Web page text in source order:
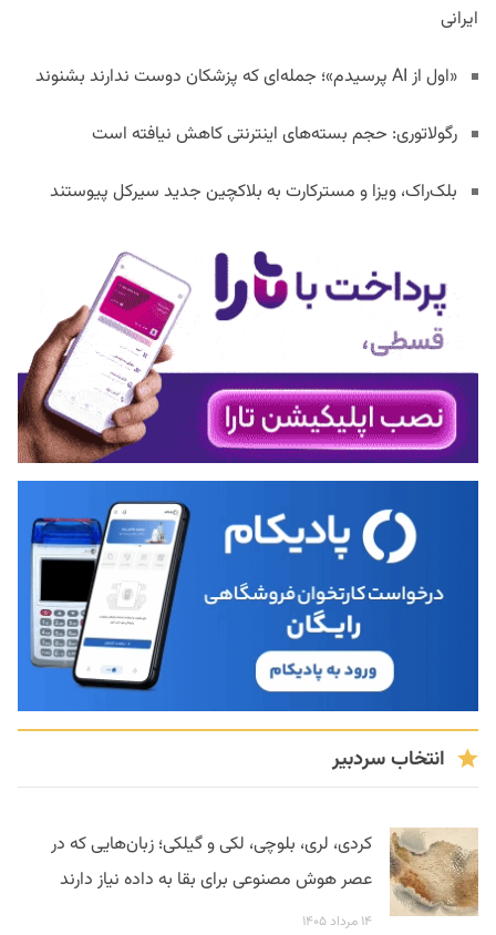
ایرانی
«اول از AI پرسیدم»؛ جمله‌ای که پزشکان دوست ندارند بشنوند
رگولاتوری: حجم بسته‌های اینترنتی کاهش نیافته است
بلک‌راک، ویزا و مسترکارت به بلاکچین جدید سیرکل پیوستند
انتخاب سردبیر
کردی، لری، بلوچی، لکی و گیلکی؛ زبان‌هایی که در
عصر هوش مصنوعی برای بقا به داده نیاز دارند
۱۴ مرداد ۱۴۰۵